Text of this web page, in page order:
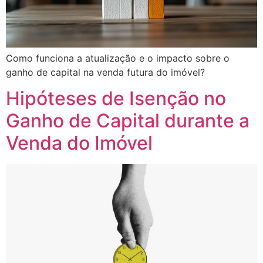
Como funciona a atualização e o impacto sobre o
ganho de capital na venda futura do imóvel?
Hipóteses de Isenção no
Ganho de Capital durante a
Venda do Imóvel